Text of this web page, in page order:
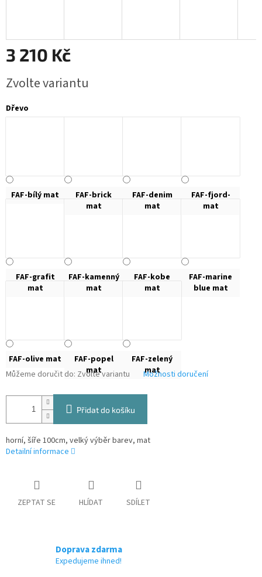
3 210 Kč
cena:
Zvolte variantu
Dřevo
FAF-bílý mat
FAF-brick
mat
FAF-denim
mat
FAF-fjord-
mat
FAF-grafit
mat
FAF-kamenný
mat
FAF-kobe
mat
FAF-marine
blue mat
FAF-olive mat
FAF-popel
mat
FAF-zelený
mat
Můžeme doručit do: Zvolte variantu Možnosti doručení
Přidat do košíku
horní, šíře 100cm, velký výběr barev, mat
Detailní informace
ZEPTAT SE HLÍDAT SDÍLET
Doprava zdarma
Expedujeme ihned!